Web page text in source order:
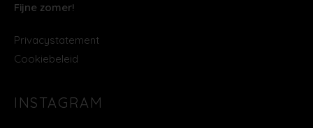
Fijne zomer!
Privacystatement
Cookiebeleid
INSTAGRAM